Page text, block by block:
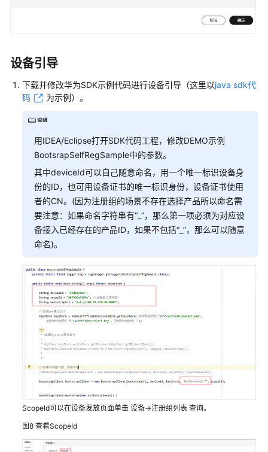
设备引导
下载并修改华为SDK示例代码进行设备引导（这里以java sdk代
码
为示例）。
用IDEA/Eclipse打开SDK代码工程，修改DEMO示例
BootsrapSelfRegSample中的参数。
其中deviceId可以自己随意命名，用一个唯一标识设备身
份的ID，也可用设备证书的唯一标识身份，设备证书使用
者的CN。(因为注册组的场景不存在选择产品所以命名需
要注意：如果命名字符串有“_”，那么第一项必须为对应设
备接入已经存在的产品ID，如果不包括“_”，那么可以随意
命名)。
ScopeId可以在设备发放页面单击 设备->注册组列表 查询。
图8 查看ScopeId